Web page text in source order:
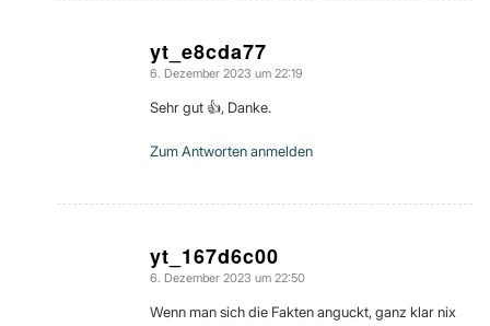
yt_e8cda77
sagte:
6. Dezember 2023 um 22:19
Sehr gut 👍, Danke.
Zum Antworten anmelden
yt_167d6c00
sagte:
6. Dezember 2023 um 22:50
Wenn man sich die Fakten anguckt, ganz klar nix